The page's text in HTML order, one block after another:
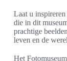
Laat u
die in dit
prachtige
leven en de
Het